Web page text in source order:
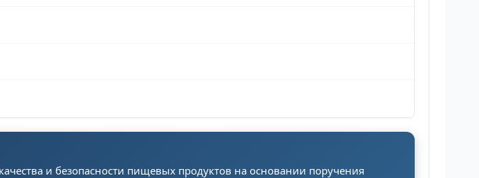
и безопасности пищевых продуктов на основании поручения